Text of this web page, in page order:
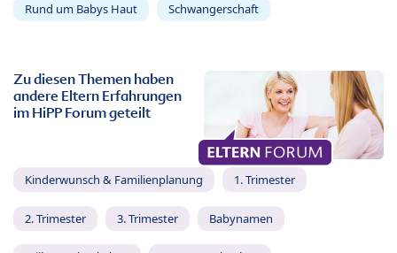
Rund um Babys Haut Schwangerschaft
Zu diesen Themen haben
andere Eltern Erfahrungen
im HiPP Forum geteilt
Kinderwunsch & Familienplanung 1. Trimester
2. Trimester 3. Trimester Babynamen